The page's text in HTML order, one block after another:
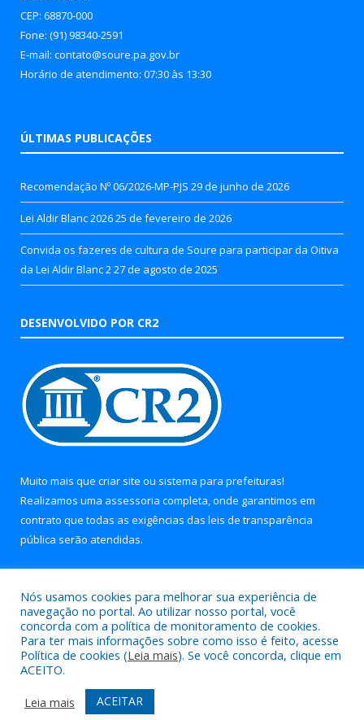
CEP: 68870-000
Fone: (91) 98340-2591
E-mail: contato@soure.pa.gov.br
Horário de atendimento: 07:30 às 13:30
ÚLTIMAS PUBLICAÇÕES
Recomendação Nº 06/2026-MP-PJS 29 de junho de 2026
Lei Aldir Blanc 202625 de fevereiro de 2026
Convida os fazeres de cultura de Soure para participar da Oitiva
da Lei Aldir Blanc 2 27 de agosto de 2025
DESENVOLVIDO POR CR2
Muito mais que criar site ou sistema para prefeituras!
Realizamos uma assessoria completa, onde garantimos em
contrato que todas as exigências das leis de transparência
pública serão atendidas.
Todos os direitos reservados a Prefeitura Municipal de Soure.
Mapa do Site
Acessar Área Administrativa
Acessar Webmail
Nós usamos cookies para melhorar sua experiência de
navegação no portal. Ao utilizar nosso portal, você
concorda com a política de monitoramento de cookies.
Para ter mais informações sobre como isso é feito, acesse
Política de cookies (Leia mais). Se você concorda, clique em
ACEITO.
Leia mais
ACEITAR